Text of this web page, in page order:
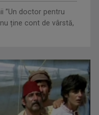
pus să rezolve
”Un doctor pentru
ține cont de vârstă,